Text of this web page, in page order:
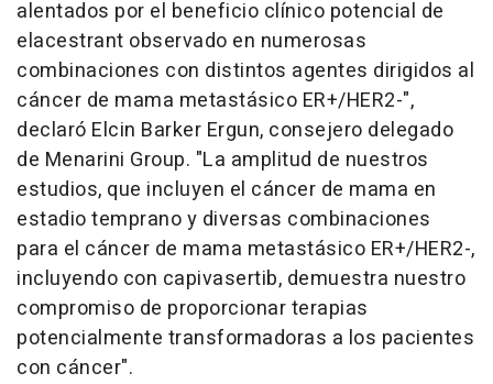
alentados por el beneficio clínico potencial de
elacestrant observado en numerosas
combinaciones con distintos agentes dirigidos al
cáncer de mama metastásico ER+/HER2-",
declaró Elcin Barker Ergun, consejero delegado
de Menarini Group. "La amplitud de nuestros
estudios, que incluyen el cáncer de mama en
estadio temprano y diversas combinaciones
para el cáncer de mama metastásico ER+/HER2-,
incluyendo con capivasertib, demuestra nuestro
compromiso de proporcionar terapias
potencialmente transformadoras a los pacientes
con cáncer".